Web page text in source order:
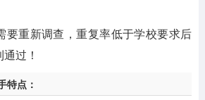
要重新调查，重复率低于学校要求后
过！
特点：